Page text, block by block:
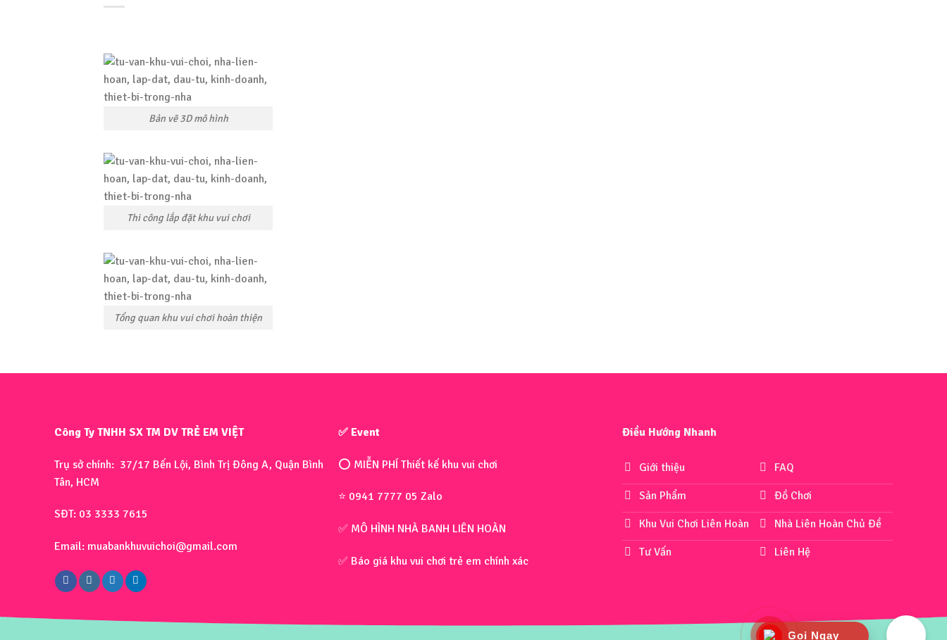
Bản vẽ 3D mô hình
Thi công lắp đặt khu vui chơi
Tổng quan khu vui chơi hoàn thiện
Công Ty TNHH SX TM DV TRẺ EM VIỆT
Trụ sở chính: 37/17 Bến Lội, Bình Trị Đông A, Quận Bình
Tân, HCM
SĐT: 03 3333 7615
Email: muabankhuvuichoi@gmail.com
✅ Event
⭕ MIỄN PHÍ Thiết kế khu vui chơi
⭐ 0941 7777 05 Zalo
✅ MÔ HÌNH NHÀ BANH LIÊN HOÀN
✅ Báo giá khu vui chơi trẻ em chính xác
Điều Hướng Nhanh
Giới thiệu
Sản Phẩm
Khu Vui Chơi Liên Hoàn
Tư Vấn
FAQ
Đồ Chơi
Nhà Liên Hoàn Chủ Đề
Liên Hệ
Gọi Ngay